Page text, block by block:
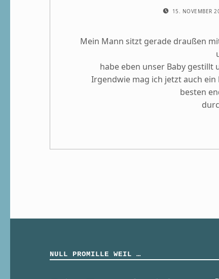
15. NOVEMBER
Mein Mann sitzt gerade draußen
habe eben unser Baby gestillt
Irgendwie mag ich jetzt auch ein
besten
NULL PROMILLE WEIL …